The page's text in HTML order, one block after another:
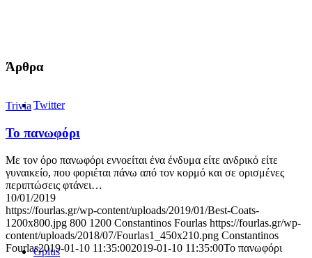
Twitter
Gplus
Άρθρα
Trivia
Το πανωφόρι
Με τον όρο πανωφόρι εννοείται ένα ένδυμα είτε ανδρικό είτε
γυναικείο, που φοριέται πάνω από τον κορμό και σε ορισμένες
περιπτώσεις φτάνει…
10/01/2019
https://fourlas.gr/wp-content/uploads/2019/01/Best-Coats-
1200x800.jpg 800 1200 Constantinos Fourlas https://fourlas.gr/wp-
content/uploads/2018/07/Fourlas1_450x210.png Constantinos
Fourlas2019-01-10 11:35:002019-01-10 11:35:00Το πανωφόρι